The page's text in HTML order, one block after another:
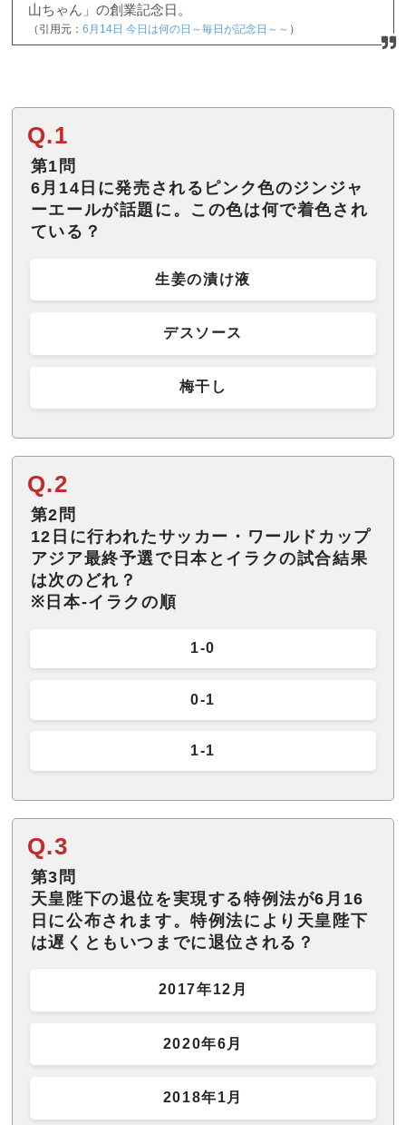
山ちゃん」の創業記念日。
（引用元： 6月14日 今日は何の日～毎日が記念日～～ ）
Q.1
第1問
6月14日に発売されるピンク色のジンジャ
ーエールが話題に。この色は何で着色され
ている？
生姜の漬け液
デスソース
梅干し
Q.2
第2問
12日に行われたサッカー・ワールドカップ
アジア最終予選で日本とイラクの試合結果
は次のどれ？
※日本-イラクの順
1-0
0-1
1-1
Q.3
第3問
天皇陛下の退位を実現する特例法が6月16
日に公布されます。特例法により天皇陛下
は遅くともいつまでに退位される？
2017年12月
2020年6月
2018年1月